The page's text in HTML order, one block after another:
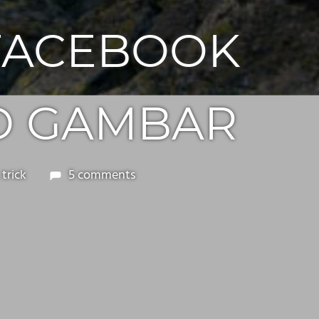
GAMBAR
trick 5 comments